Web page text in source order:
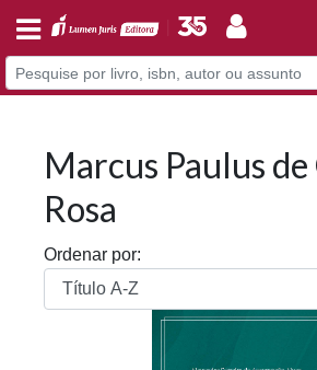
Marcus Paulus
Rosa
Ordenar por: